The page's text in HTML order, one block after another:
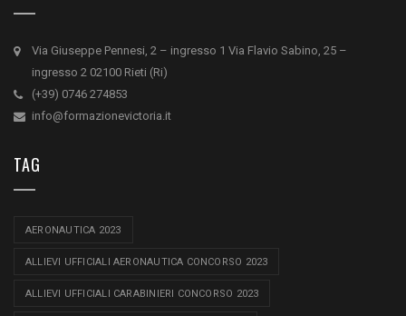
Via Giuseppe Pennesi, 2 – ingresso 1 Via Flavio Sabino, 25 –
ingresso 2 02100 Rieti (Ri)
(+39) 0746 274853
info@formazionevictoria.it
TAG
AERONAUTICA 2023
ALLIEVI UFFICIALI AERONAUTICA CONCORSO 2023
ALLIEVI UFFICIALI CARABINIERI CONCORSO 2023